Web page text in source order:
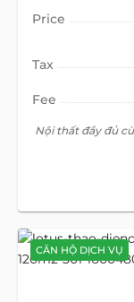
Price
Tax
Fee
Nội thất đầy đủ
CĂN HỘ DỊCH VỤ